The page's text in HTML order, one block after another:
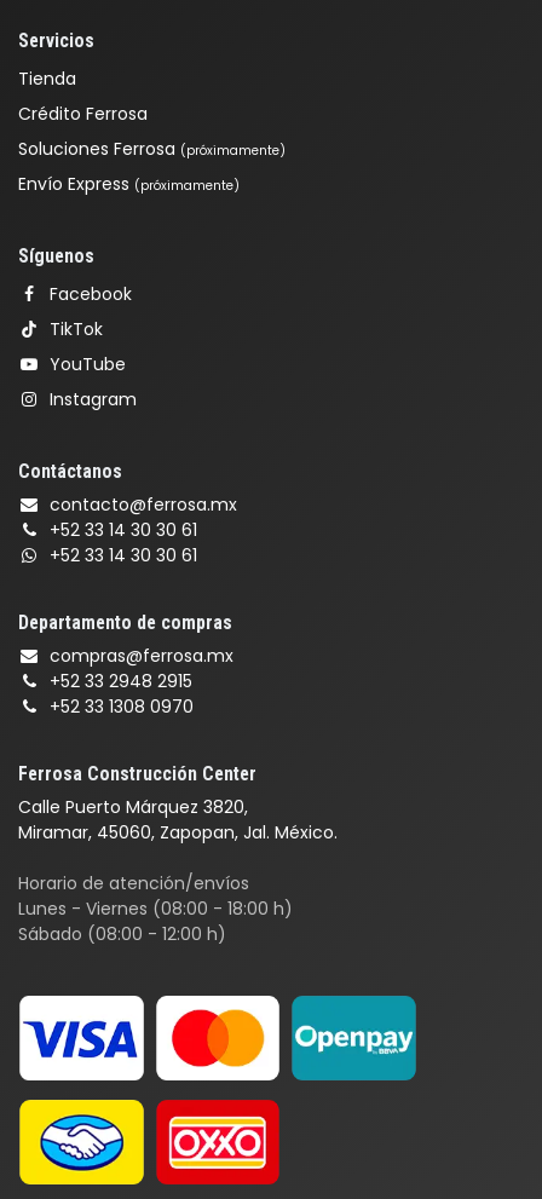
Servicios
Tienda
Crédito Ferrosa
Soluciones Ferrosa (próximamente)
Envío Express (próximamente)
Ferrosa Construcción Center
Calle Puerto Márquez 3820,
Miramar, 45060, Zapopan, Jal. México.
Horario de atención/envíos
Lunes - Viernes (08:00 - 18:00 h)
Sábado (08:00 - 12:00 h)
Síguenos
Facebook
TikTok
YouTube
Instagram
Contáctanos
contacto@ferrosa.mx
+52 33 14 30 30 61
+52 33 14 30 30 61
Departamento de compras
compras@ferrosa.mx
+52 33 2948 2915
+52 33 1308 0970